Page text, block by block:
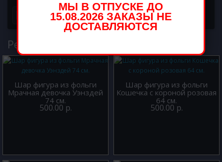
Рекомендуемые товары
Шар фигура из фольги
Мрачная девочка Уэнздей
74 см.
500.00 р.
Шар фигура из фольги
Кошечка с короной розовая
64 см.
500.00 р.
МЫ В ОТПУСКЕ ДО
15.08.2026 ЗАКАЗЫ НЕ
ДОСТАВЛЯЮТСЯ